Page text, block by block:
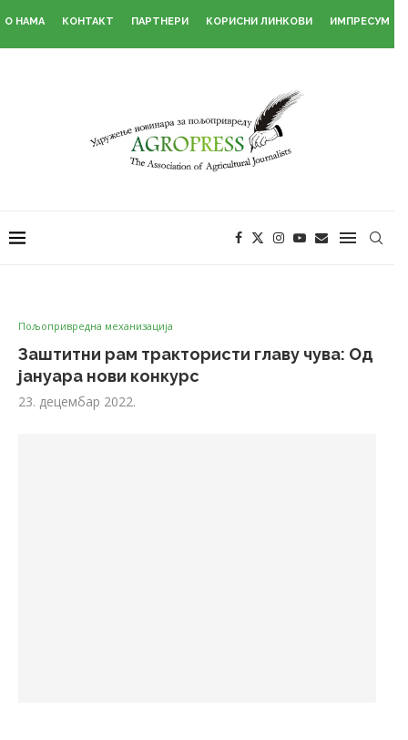
О НАМА КОНТАКТ ПАРТНЕРИ КОРИСНИ ЛИНКОВИ ИМПРЕСУМ
Пољопривредна механизација
Заштитни рам трактористи главу чува: Од
јануара нови конкурс
23. децембар 2022.